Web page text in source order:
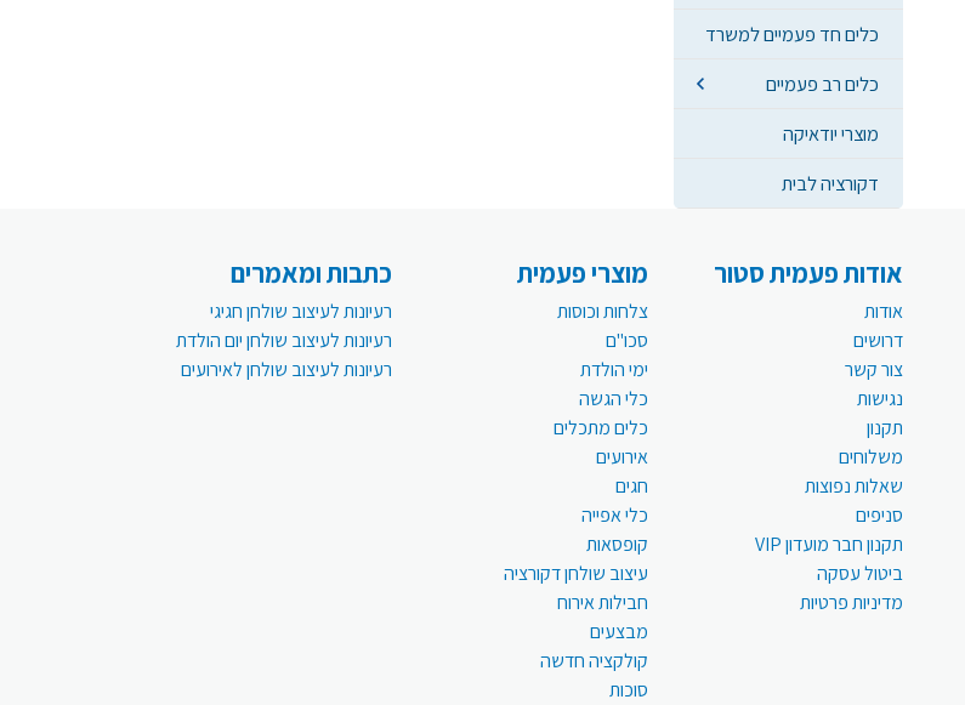
כלים חד פעמיים למשרד
כלים רב פעמיים
מוצרי יודאיקה
דקורציה לבית
אודות פעמית סטור
אודות
דרושים
צור קשר
נגישות
תקנון
משלוחים
שאלות נפוצות
סניפים
תקנון חבר מועדון VIP
ביטול עסקה
מדיניות פרטיות
מוצרי פעמית
צלחות וכוסות
סכו"ם
ימי הולדת
כלי הגשה
כלים מתכלים
אירועים
חגים
כלי אפייה
קופסאות
עיצוב שולחן דקורציה
חבילות אירוח
מבצעים
קולקציה חדשה
סוכות
כתבות ומאמרים
רעיונות לעיצוב שולחן חגיגי
רעיונות לעיצוב שולחן יום הולדת
רעיונות לעיצוב שולחן לאירועים